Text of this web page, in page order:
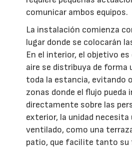
comunicar ambos equipos.
La instalación comienza
lugar donde se colocarán
En el interior, el objetivo es
aire se distribuya de forma
toda la estancia, evitando
zonas donde el flujo pueda
directamente sobre las
exterior, la unidad necesita
ventilado, como una
patio, que facilite tanto